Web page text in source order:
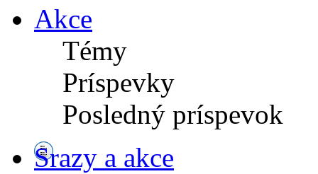
Akce
Témy
Príspevky
Posledný príspevok
Srazy a akce